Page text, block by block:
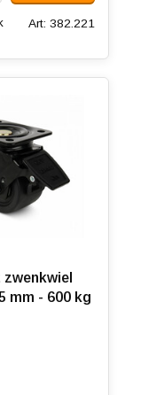
Art: 382.221
mm - 600 kg